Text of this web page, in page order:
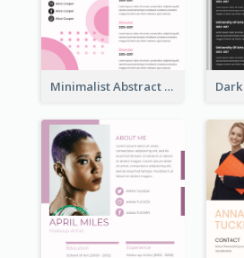
Minimalist Abstract Pink Resume